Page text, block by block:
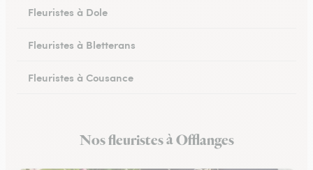
Fleuristes à Dole
Fleuristes à Bletterans
Fleuristes à Cousance
Fleuristes à Moirans-en-Montagne
Nos fleuristes à Offlanges